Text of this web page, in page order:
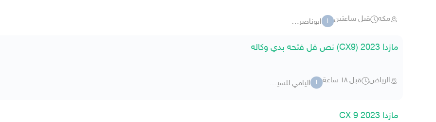
مكه قبل ساعتين ا ابوناصر989
مازدا CX9) 2023) نص فل فتحه بدي وكاله
الرياض قبل ١٨ ساعة ا اليامي للسيارات
مازدا CX 9 2023